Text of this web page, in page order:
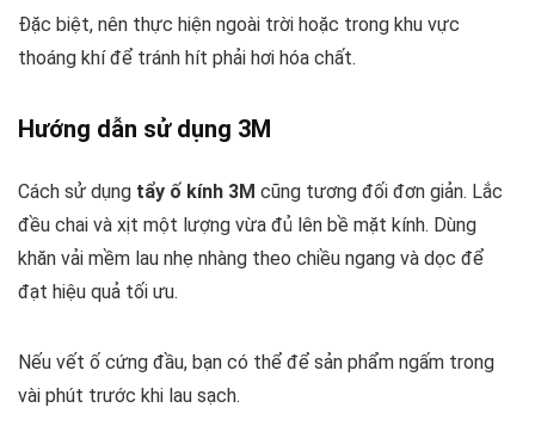
Đặc biệt, nên thực hiện ngoài trời hoặc trong khu vực
thoáng khí để tránh hít phải hơi hóa chất.
Hướng dẫn sử dụng 3M
Cách sử dụng tẩy ố kính 3M cũng tương đối đơn giản. Lắc
đều chai và xịt một lượng vừa đủ lên bề mặt kính. Dùng
khăn vải mềm lau nhẹ nhàng theo chiều ngang và dọc để
đạt hiệu quả tối ưu.
Nếu vết ố cứng đầu, bạn có thể để sản phẩm ngấm trong
vài phút trước khi lau sạch.